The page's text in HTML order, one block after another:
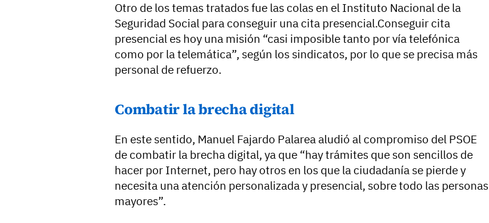
Otro de los temas tratados fue las colas en el Instituto Nacional de la
Seguridad Social para conseguir una cita presencial.Conseguir cita
presencial es hoy una misión “casi imposible tanto por vía telefónica
como por la telemática”, según los sindicatos, por lo que se precisa más
personal de refuerzo.
Combatir la brecha digital
En este sentido, Manuel Fajardo Palarea aludió al compromiso del PSOE
de combatir la brecha digital, ya que “hay trámites que son sencillos de
hacer por Internet, pero hay otros en los que la ciudadanía se pierde y
necesita una atención personalizada y presencial, sobre todo las personas
mayores”.